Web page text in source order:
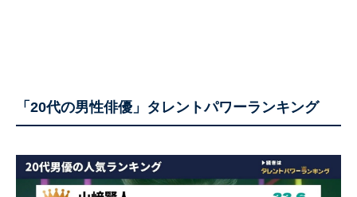
「20代の男性俳優」タレントパワーランキング